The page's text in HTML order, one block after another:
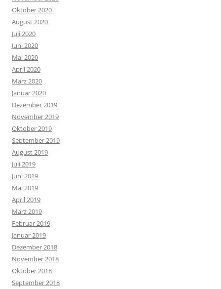
Oktober 2020
August 2020
Juli 2020
Juni 2020
Mai 2020
April 2020
März 2020
Januar 2020
Dezember 2019
November 2019
Oktober 2019
September 2019
August 2019
Juli 2019
Juni 2019
Mai 2019
April 2019
März 2019
Februar 2019
Januar 2019
Dezember 2018
November 2018
Oktober 2018
September 2018